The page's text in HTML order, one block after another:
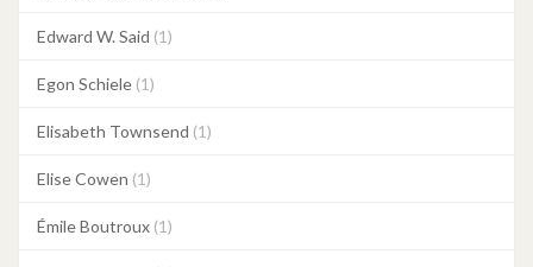
Edward W. Said (1)
Egon Schiele (1)
Elisabeth Townsend (1)
Elise Cowen (1)
Émile Boutroux (1)